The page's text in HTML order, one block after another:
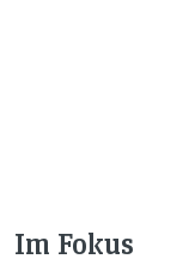
Im Fokus